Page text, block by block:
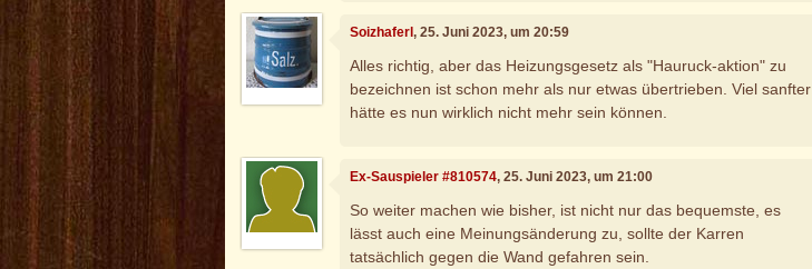
Soizhaferl, 25. Juni 2023, um 20:59
Alles richtig, aber das Heizungsgesetz als "Hauruck-aktion" zu
bezeichnen ist schon mehr als nur etwas übertrieben. Viel sanfter
hätte es nun wirklich nicht mehr sein können.
Ex-Sauspieler #810574, 25. Juni 2023, um 21:00
So weiter machen wie bisher, ist nicht nur das bequemste, es
lässt auch eine Meinungsänderung zu, sollte der Karren
tatsächlich gegen die Wand gefahren sein.